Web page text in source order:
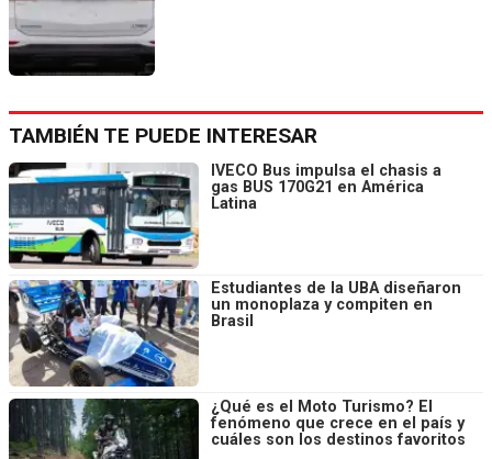
TAMBIÉN TE PUEDE INTERESAR
IVECO Bus impulsa el chasis a
gas BUS 170G21 en América
Latina
Estudiantes de la UBA diseñaron
un monoplaza y compiten en
Brasil
¿Qué es el Moto Turismo? El
fenómeno que crece en el país y
cuáles son los destinos favoritos